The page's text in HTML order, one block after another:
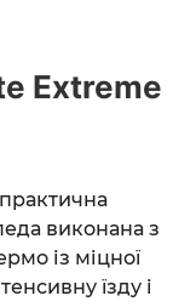
Extreme
виконана з
із міцної
їзду і